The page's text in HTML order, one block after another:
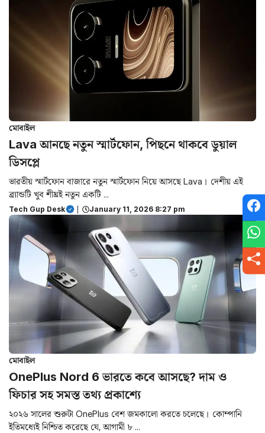
মোবাইল
Lava আনছে নতুন স্মার্টফোন, পিছনে থাকবে ডুয়াল
ডিসপ্লে
ভারতীয় স্মার্টফোন বাজারে নতুন স্মার্টফোন নিয়ে আসছে Lava। দেশীয় এই
ব্র্যান্ডটি খুব শীঘ্রই নতুন একটি ...
Tech Gup Desk | January 11, 2026 8:27 pm
মোবাইল
OnePlus Nord 6 ভারতে কবে আসছে? দাম ও
ফিচার সহ সমস্ত তথ্য প্রকাশ্যে
২০২৬ সালের শুরুটা OnePlus বেশ জমকালো করতে চলেছে। কোম্পানি
ইতিমধ্যেই নিশ্চিত করেছে যে, আগামী ৮ ...